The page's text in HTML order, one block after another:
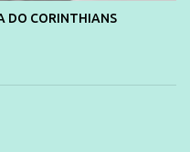
DO CORINTHIANS